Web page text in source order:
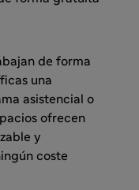
de forma
una
asistencial o
ofrecen
y
coste